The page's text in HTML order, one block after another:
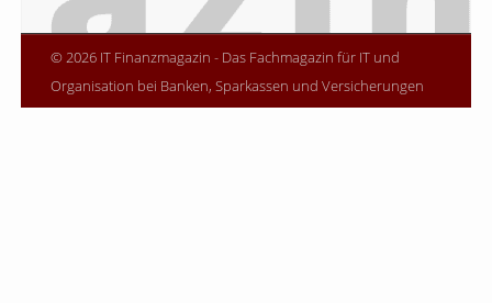
© 2026 IT Finanzmagazin - Das Fachmagazin für IT und
Organisation bei Banken, Sparkassen und Versicherungen